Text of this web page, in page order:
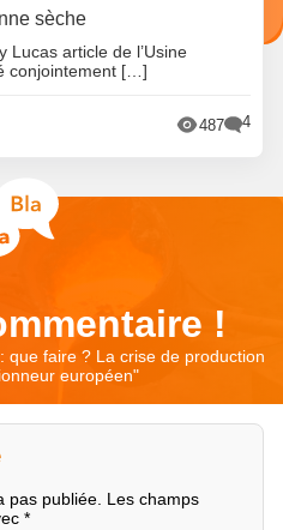
sèche
Lucas article de l’Usine
conjointement […]
487 4
!
que faire ? La crise de production
européen"
pas publiée. Les champs
*